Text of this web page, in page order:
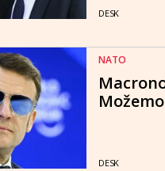
DESK
NATO
DESK